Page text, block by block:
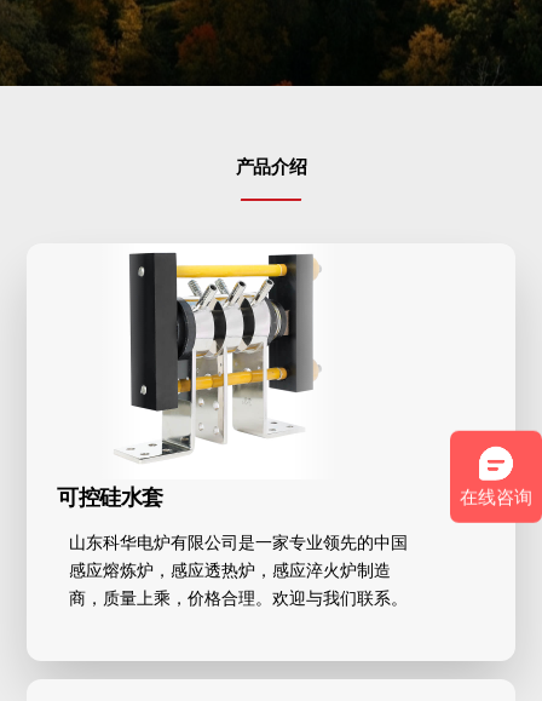
工业电炉
数控淬火机床
联系我们
产品介绍
可控硅水套
山东科华电炉有限公司是一家专业领先的中国
感应熔炼炉，感应透热炉，感应淬火炉制造
商，质量上乘，价格合理。欢迎与我们联系。
在线咨询